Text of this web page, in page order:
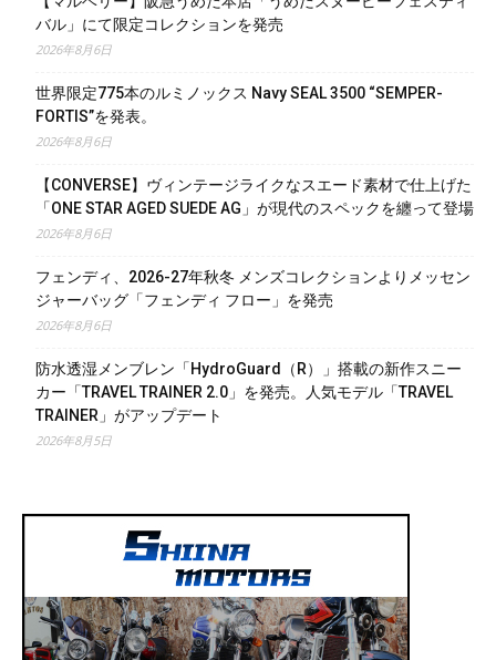
バル」にて限定コレクションを発売
2026年8月6日
世界限定775本のルミノックス Navy SEAL 3500 “SEMPER-
FORTIS”を発表。
2026年8月6日
【CONVERSE】ヴィンテージライクなスエード素材で仕上げた
「ONE STAR AGED SUEDE AG」が現代のスペックを纏って登場
2026年8月6日
フェンディ、2026-27年秋冬 メンズコレクションよりメッセン
ジャーバッグ「フェンディ フロー」を発売
2026年8月6日
防水透湿メンブレン「HydroGuard（R）」搭載の新作スニー
カー「TRAVEL TRAINER 2.0」を発売。人気モデル「TRAVEL
TRAINER」がアップデート
2026年8月5日